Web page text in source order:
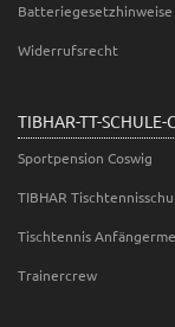
Batteriegesetzhinweise
Widerrufsrecht
TIBHAR-TT-SCHULE-
Sportpension Coswig
TIBHAR
Tischtennis
Trainercrew